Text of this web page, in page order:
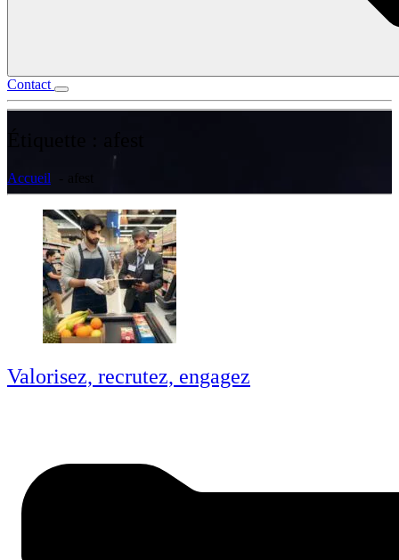
Contact
Accueil
Valorisez, recrutez, engagez